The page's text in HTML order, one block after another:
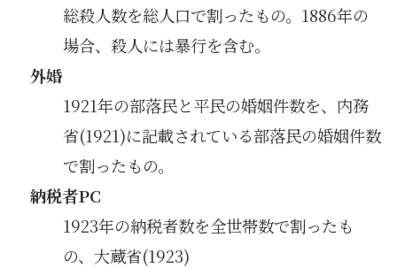
総殺人数を総人口で割ったもの。1886年の
場合、殺人には暴行を含む。
外婚
1921年の部落民と平民の婚姻件数を、内務
省(1921)に記載されている部落民の婚姻件数
で割ったもの。
納税者PC
1923年の納税者数を全世帯数で割ったも
の、大蔵省(1923)